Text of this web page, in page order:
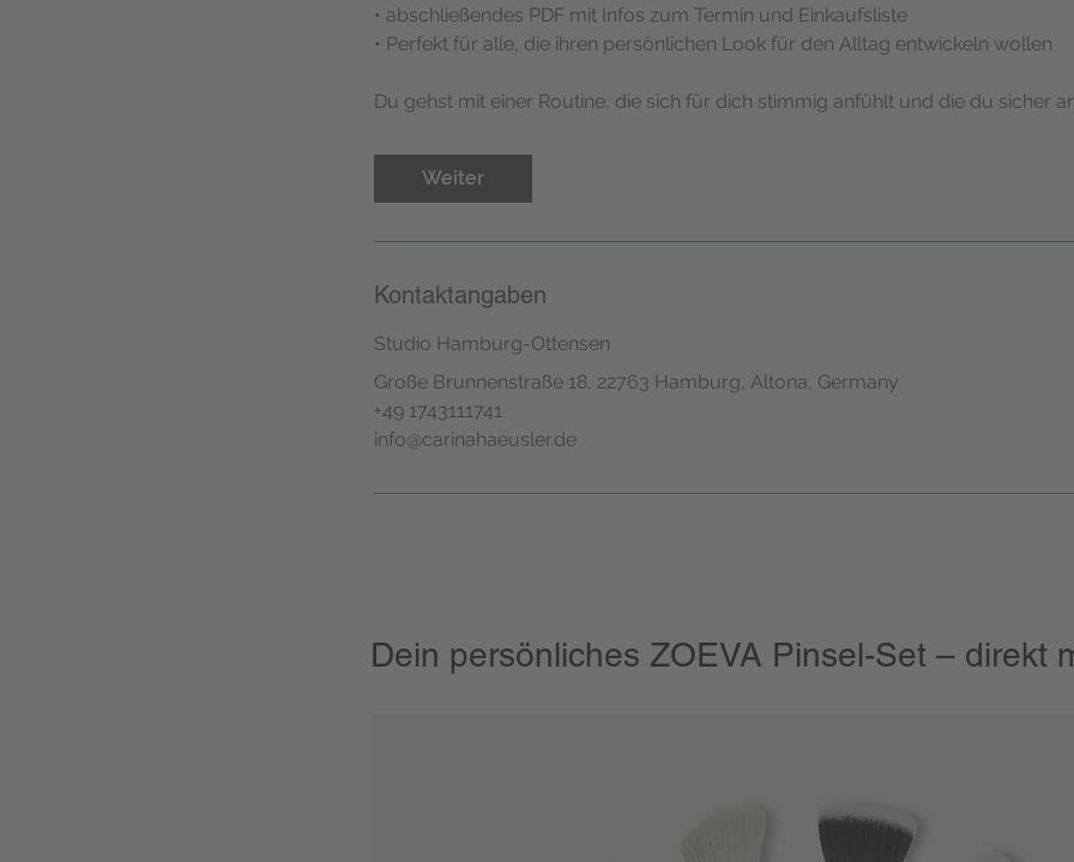
• abschließendes PDF mit Infos zum Termin und Einkaufsliste
• Perfekt für alle, die ihren persönlichen Look für den Alltag entwickeln wollen
Du gehst mit einer Routine, die sich für dich stimmig anfühlt und die du sicher
Weiter
Kontaktangaben
Studio Hamburg-Ottensen
Große Brunnenstraße 18, 22763 Hamburg, Altona, Germany
+49 1743111741
info@carinahaeusler.de
Dein persönliches ZOEVA Pinsel-Set – direkt